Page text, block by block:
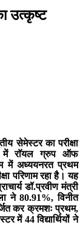
उत्कृष्ट
सेमेस्टर का परीक्षा
में राॅयल ग्रुप ऑफ
में अध्ययनरत प्रथम
परिणाम रहा है। यह
डॉ.प्रवीण मंत्री
ने 80.91%, विनीत
कर क्रमशः प्रथम,
में 44 विद्यार्थियों ने